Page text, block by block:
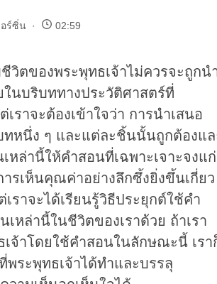
อร์ซิ่น 02:59
วิตของพระพุทธเจ้าไม่ควรจะถูกน
ในบริบททางประวัติศาสตร์ที่
าจะต้องเข้าใจว่า การนำเสนอ
หนึ่ง ๆ และแต่ละชิ้นนั้นถูกต้องแล
หล่านี้ให้คำสอนที่เฉพาะเจาะจงแก่
ารเห็นคุณค่าอย่างลึกซึ้งยิ่งขึ้นเกี่ยว
ราจะได้เรียนรู้วิธีประยุกต์ใช้คำ
หล่านี้ในชีวิตของเราด้วย ถ้าเรา
จ้าโดยใช้คำสอนในลักษณะนี้ เรา
ระพุทธเจ้าได้ทำและบรรลุ